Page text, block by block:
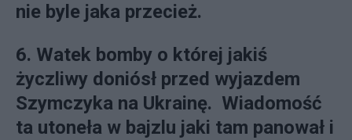
nie byle jaka przecież.
6. Watek bomby o której jakiś
życzliwy doniósł przed wyjazdem
Szymczyka na Ukrainę. Wiadomość
ta utoneła w bajzlu jaki tam panował i